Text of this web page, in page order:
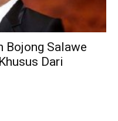
Bojong Salawe
Dari